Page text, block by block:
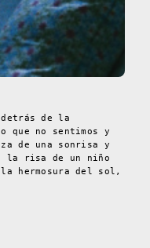
detrás de la
que no sentimos y
de una sonrisa y
la risa de un niño
hermosura del sol,